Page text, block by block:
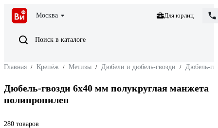
Москва Для юрлиц
Поиск в каталоге
Главная / Крепёж / Метизы / Дюбели и дюбель-гвозди / Дюбель-
Дюбель-гвозди 6x40 мм полукруглая манжета
полипропилен
280 товаров